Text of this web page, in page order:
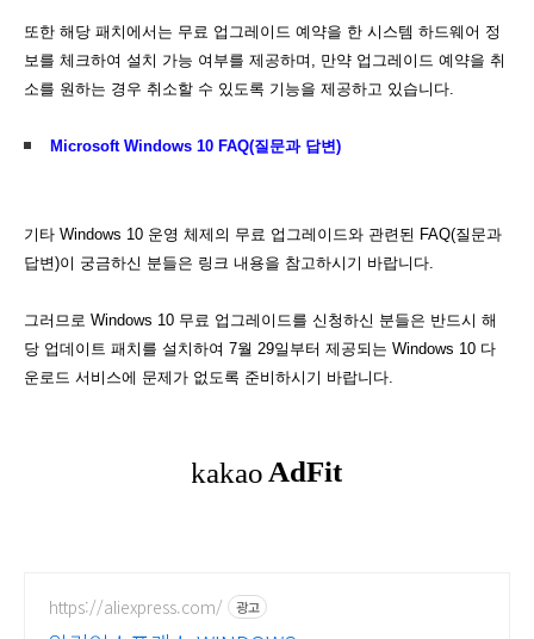
또한 해당 패치에서는 무료 업그레이드 예약을 한 시스템 하드웨어 정
보를 체크하여 설치 가능 여부를 제공하며, 만약 업그레이드 예약을 취
소를 원하는 경우 취소할 수 있도록 기능을 제공하고 있습니다.
Microsoft Windows 10 FAQ(질문과 답변)
기타 Windows 10 운영 체제의 무료 업그레이드와 관련된 FAQ(질문과
답변)이 궁금하신 분들은 링크 내용을 참고하시기 바랍니다.
그러므로 Windows 10 무료 업그레이드를 신청하신 분들은 반드시 해
당 업데이트 패치를 설치하여 7월 29일부터 제공되는 Windows 10 다
운로드 서비스에 문제가 없도록 준비하시기 바랍니다.
https://aliexpress.com/ 광고